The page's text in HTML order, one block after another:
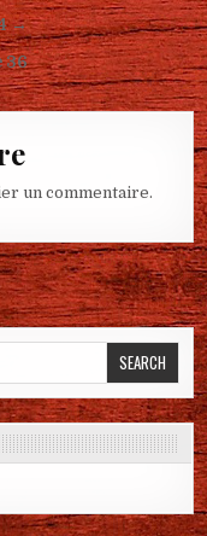
→
36
un commentaire.